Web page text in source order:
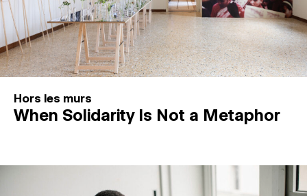
Hors les murs
When Solidarity Is Not a Metaphor